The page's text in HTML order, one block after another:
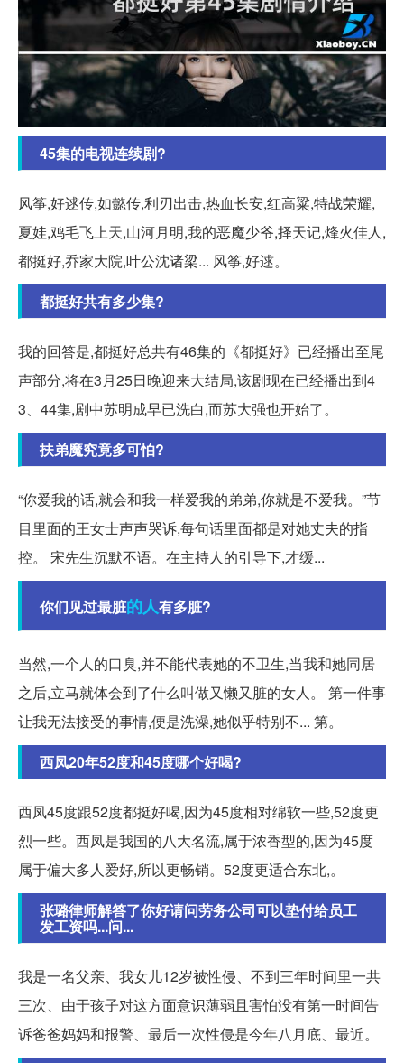
45集的电视连续剧?
风筝,好逑传,如懿传,利刃出击,热血长安,红高粱,特战荣耀,
夏娃,鸡毛飞上天,山河月明,我的恶魔少爷,择天记,烽火佳人,
都挺好,乔家大院,叶公沈诸梁... 风筝,好逑。
都挺好共有多少集?
我的回答是,都挺好总共有46集的《都挺好》已经播出至尾
声部分,将在3月25日晚迎来大结局,该剧现在已经播出到4
3、44集,剧中苏明成早已洗白,而苏大强也开始了。
扶弟魔究竟多可怕?
“你爱我的话,就会和我一样爱我的弟弟,你就是不爱我。”节
目里面的王女士声声哭诉,每句话里面都是对她丈夫的指
控。 宋先生沉默不语。在主持人的引导下,才缓...
你们见过最脏的人有多脏?
当然,一个人的口臭,并不能代表她的不卫生,当我和她同居
之后,立马就体会到了什么叫做又懒又脏的女人。 第一件事
让我无法接受的事情,便是洗澡,她似乎特别不... 第。
西凤20年52度和45度哪个好喝?
西凤45度跟52度都挺好喝,因为45度相对绵软一些,52度更
烈一些。西凤是我国的八大名流,属于浓香型的,因为45度
属于偏大多人爱好,所以更畅销。52度更适合东北,。
张璐律师解答了你好请问劳务公司可以垫付给员工
发工资吗...问...
我是一名父亲、我女儿12岁被性侵、不到三年时间里一共
三次、由于孩子对这方面意识薄弱且害怕没有第一时间告
诉爸爸妈妈和报警、最后一次性侵是今年八月底、最近。